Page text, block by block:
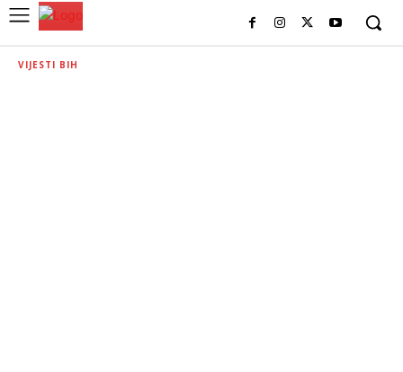
VIJESTI BIH